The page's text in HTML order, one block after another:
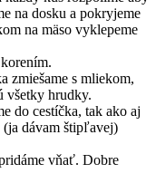
na dosku a pokryjeme
na mäso vyklepeme
zmiešame s mliekom,
všetky hrudky.
do cestíčka, tak ako aj
(ja dávam štipľavej)
vňať. Dobre